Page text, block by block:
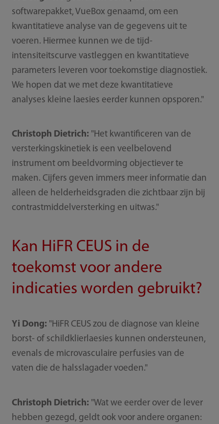
softwarepakket, VueBox genaamd, om een
kwantitatieve analyse van de gegevens uit te
voeren. Hiermee kunnen we de tijd-
intensiteitscurve vastleggen en kwantitatieve
parameters leveren voor toekomstige diagnostiek.
We hopen dat we met deze kwantitatieve
analyses kleine laesies eerder kunnen opsporen."
Christoph Dietrich: "Het kwantificeren van de
versterkingskinetiek is een veelbelovend
instrument om beeldvorming objectiever te
maken. Cijfers geven immers meer informatie dan
alleen de helderheidsgraden die zichtbaar zijn bij
contrastmiddelversterking en uitwas."
Kan HiFR CEUS in de
toekomst voor andere
indicaties worden gebruikt?
Yi Dong: "HiFR CEUS zou de diagnose van kleine
borst- of schildklierlaesies kunnen ondersteunen,
evenals de microvasculaire perfusies van de
vaten die de halsslagader voeden."
Christoph Dietrich: "Wat we eerder over de lever
hebben gezegd, geldt ook voor andere organen: